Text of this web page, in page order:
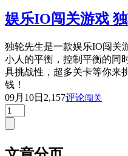
娱乐IO闯关游戏
独轮先生是一款娱乐IO闯关
小人的平衡，控制平衡的同
具挑战性，超多关卡等你来
钱！
09月10日 2,157评论闯关